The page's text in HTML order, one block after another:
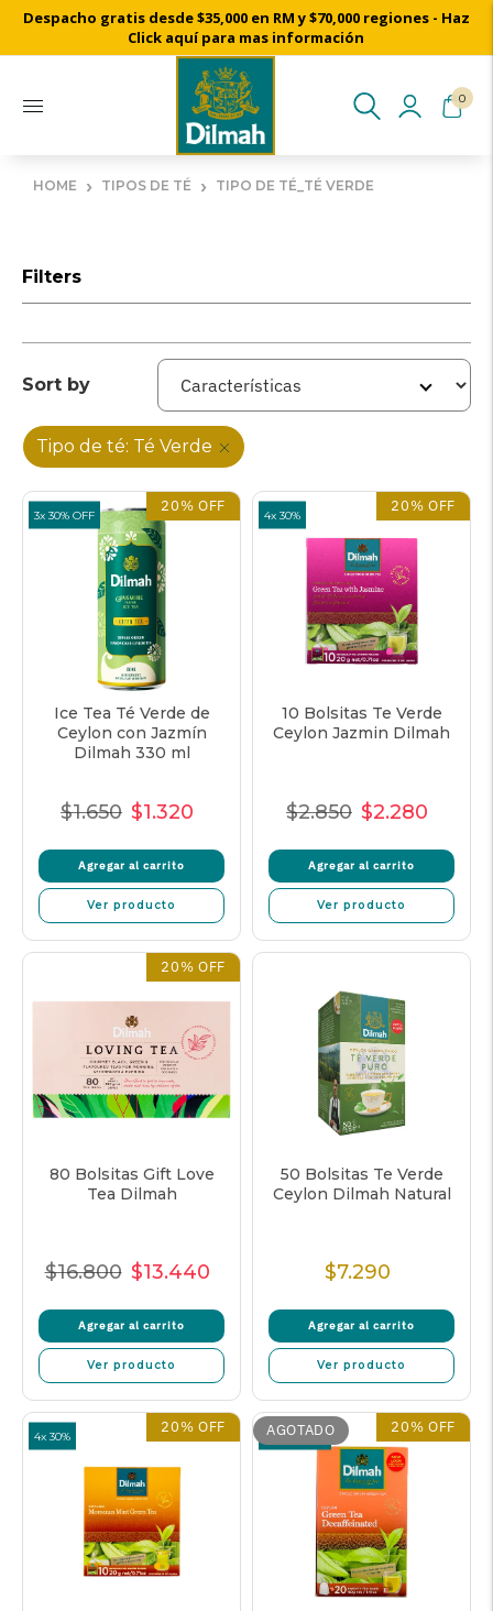
Despacho gratis desde $35,000 en RM y $70,000 regiones - Haz
Click aquí para mas información
0
HOME › TIPOS DE TÉ › TIPO DE TÉ_TÉ VERDE
Filters
Sort by
Tipo de té: Té Verde
3x 30% OFF 20% OFF
Ice Tea Té Verde de
Ceylon con Jazmín
Dilmah 330 ml
Precio
$1.650 Precio
venta
$1.320
Agregar al carrito
Ver producto
4x 30% 20% OFF
10 Bolsitas Te Verde
Ceylon Jazmin Dilmah
Precio
$2.850 Precio
venta
$2.280
Agregar al carrito
Ver producto
20% OFF
80 Bolsitas Gift Love
Tea Dilmah
Precio
$16.800 Precio
venta
$13.440
Agregar al carrito
Ver producto
50 Bolsitas Te Verde
Ceylon Dilmah Natural
Precio
$7.290
Agregar al carrito
Ver producto
4x 30% 20% OFF 2x 30% OFF 20% OFF
AGOTADO